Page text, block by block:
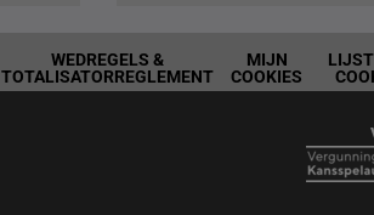
WEDREGELS &
TOTALISATORREGLEMENT
MIJN
COOKIES